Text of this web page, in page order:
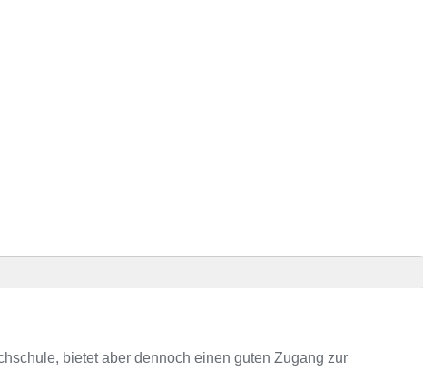
bietet aber dennoch einen guten Zugang zur